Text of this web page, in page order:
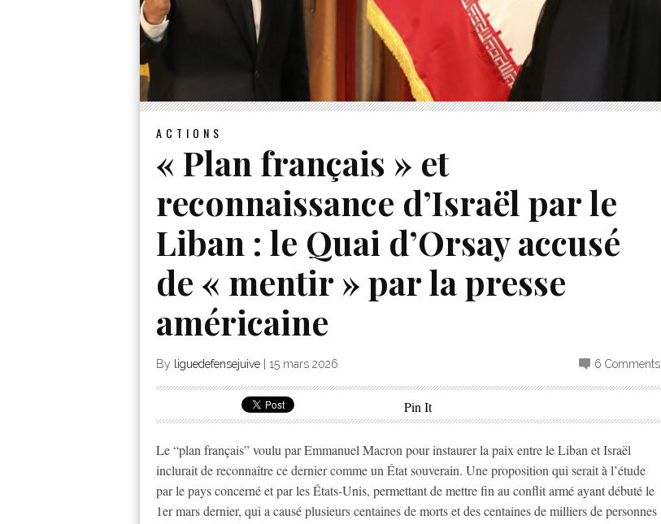
ACTIONS
« Plan français » et
reconnaissance d’Israël par le
Liban : le Quai d’Orsay accusé
de « mentir » par la presse
américaine
By liguedefensejuive 15 mars 2026 6 Comments
Pin It
Le “plan français” voulu par Emmanuel Macron pour instaurer la paix entre le Liban et Israël
inclurait de reconnaître ce dernier comme un État souverain. Une proposition qui serait à l’étude
par le pays concerné et par les États-Unis, permettant de mettre fin au conflit armé ayant débuté le
1er mars dernier, qui a causé plusieurs centaines de morts et des centaines de milliers de personnes